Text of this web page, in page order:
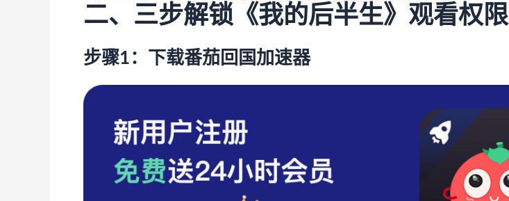
二、三步解锁《我的后半生》观看权限
步骤1：下载番茄回国加速器